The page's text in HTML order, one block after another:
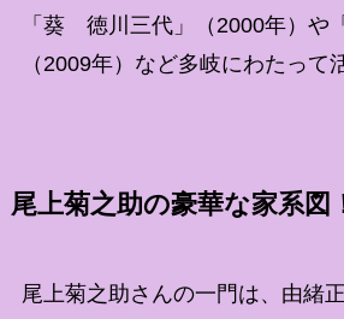
「葵 徳川三代」（2000年）や
（2009年）など多岐にわたって
尾上菊之助の豪華な家系図
尾上菊之助さんの一門は、由緒